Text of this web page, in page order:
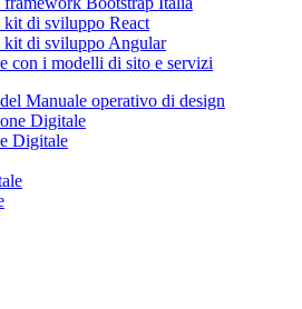
di sviluppo React
kit di sviluppo Angular
con i modelli di sito e servizi
Manuale operativo di design
Digitale